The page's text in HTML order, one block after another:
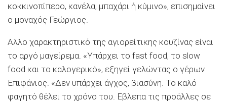
κοκκινοπίπερο, κανέλα, μπαχάρι ή κύμινο», επισημαίνει
ο μοναχός Γεώργιος.
Αλλο χαρακτηριστικό της αγιορείτικης κουζίνας είναι
το αργό μαγείρεμα. «Υπάρχει το fast food, το slow
food και το καλογερικό», εξηγεί γελώντας ο γέρων
Επιφάνιος. «Δεν υπάρχει άγχος, βιασύνη. Το καλό
φαγητό θέλει το χρόνο του. Εβλεπα τις προάλλες σε